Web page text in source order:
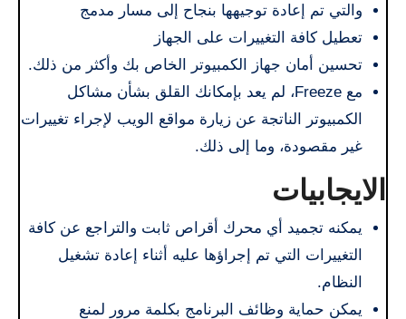
والتي تم إعادة توجيهها بنجاح إلى مسار مدمج
تعطيل كافة التغييرات على الجهاز
تحسين أمان جهاز الكمبيوتر الخاص بك وأكثر من ذلك.
مع Freeze، لم يعد بإمكانك القلق بشأن مشاكل
الكمبيوتر الناتجة عن زيارة مواقع الويب لإجراء تغييرات
غير مقصودة، وما إلى ذلك.
الايجابيات
يمكنه تجميد أي محرك أقراص ثابت والتراجع عن كافة
التغييرات التي تم إجراؤها عليه أثناء إعادة تشغيل
النظام.
يمكن حماية وظائف البرنامج بكلمة مرور لمنع